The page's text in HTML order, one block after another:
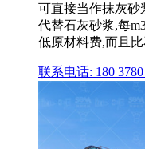
可直接当作抹灰砂
代替石灰砂浆,每
低原材料费,而且
联系电话: 180 3780